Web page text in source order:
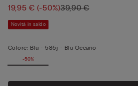
19,95 €(-50%)39,90 €
Novità in saldo
Colore: Blu -585j - Blu Oceano
-50%